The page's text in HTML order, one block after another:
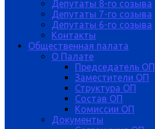
Депутаты 8-го созыва
Депутаты 7-го созыва
Депутаты 6-го созыва
Контакты
Общественная палата
О Палате
Председатель ОП
Заместители ОП
Структура ОП
Состав ОП
Комиссии ОП
Документы